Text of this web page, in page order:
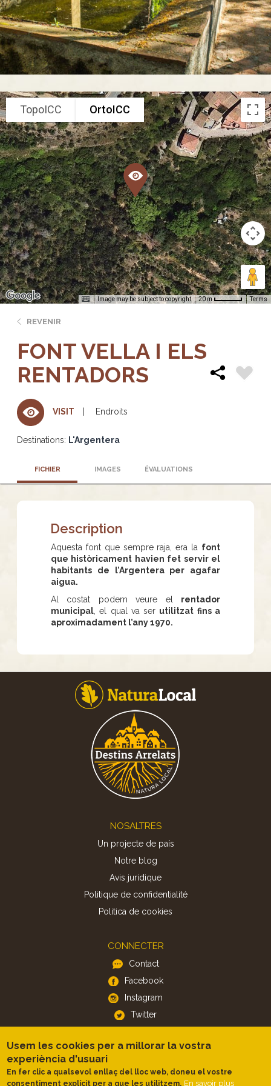
TopoICC OrtoICC
Image may be subject to copyright 20 m Terms
REVENIR
FONT VELLA I ELS
RENTADORS
VISIT Endroits
Destinations: L'Argentera
FICHIER IMAGES ÉVALUATIONS
Description
Aquesta font que sempre raja, era la font
que històricament havien fet servir el
habitants de l’Argentera per agafar
aigua.
Al costat podem veure el rentador
municipal , el qual va ser utilitzat fins a
aproximadament l’any 1970.
NOSALTRES
Un projecte de país
Notre blog
Avis juridique
Politique de confidentialité
Politica de cookies
CONNECTER
Contact
Facebook
Instagram
Twitter
APP
iOS
Android
Usem les cookies per a millorar la vostra
experiència d'usuari
En fer clic a qualsevol enllaç del lloc web, doneu el vostre
consentiment explícit per a que les utilitzem. En savoir plus